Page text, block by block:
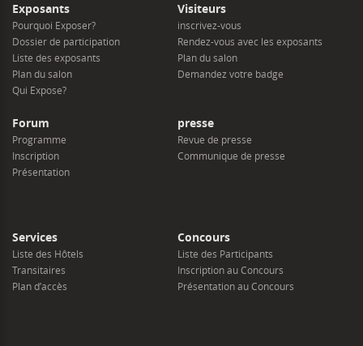
Exposants
Qui Expose?
Pourquoi Exposer?
Dossier de participation
Liste des exposants
Plan du salon
Visiteurs
Demandez votre badge
inscrivez-vous
Rendez-vous avec les exposants
Plan du salon
Forum
Présentation
Programme
Inscription
presse
Communique de presse
Revue de presse
Services
Plan d’accès
Liste des Hôtels
Transitaires
Concours
Présentation au Concours
Liste des Participants
Inscription au Concours